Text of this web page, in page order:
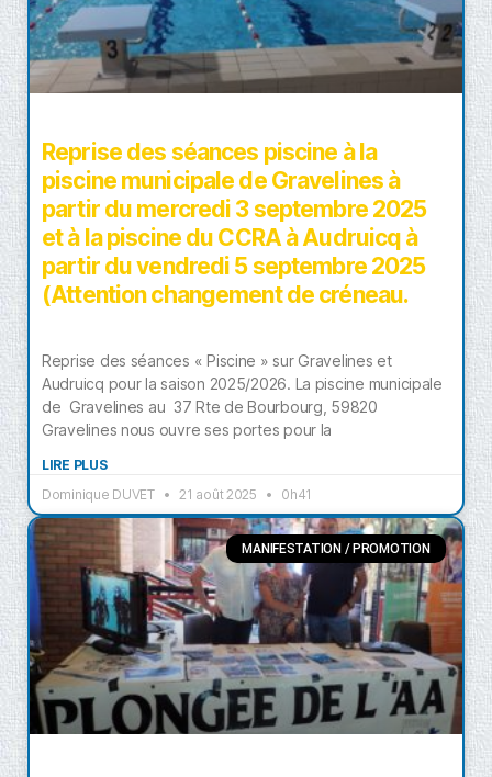
Reprise des séances piscine à la
piscine municipale de Gravelines à
partir du mercredi 3 septembre 2025
et à la piscine du CCRA à Audruicq à
partir du vendredi 5 septembre 2025
(Attention changement de créneau.
Reprise des séances « Piscine » sur Gravelines et
Audruicq pour la saison 2025/2026. La piscine municipale
de Gravelines au 37 Rte de Bourbourg, 59820
Gravelines nous ouvre ses portes pour la
LIRE PLUS
Dominique DUVET
21 août 2025 0h41
MANIFESTATION / PROMOTION